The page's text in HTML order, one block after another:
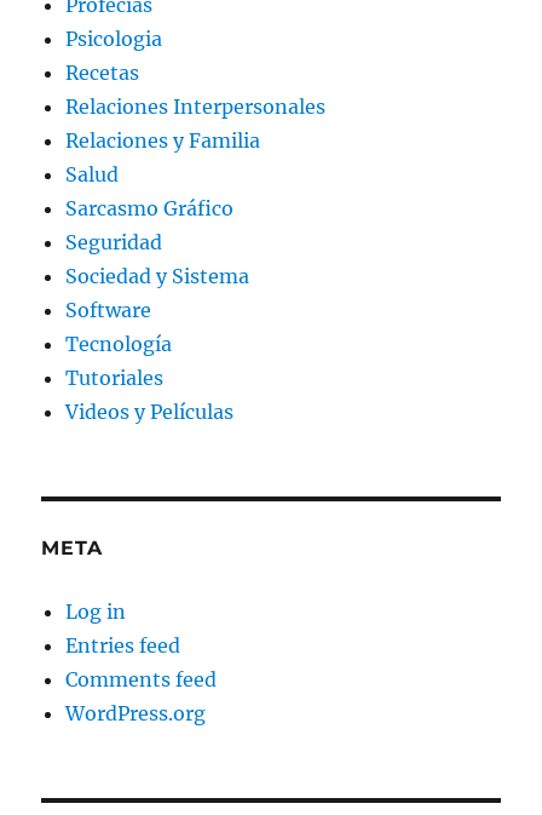
Profecías
Psicologia
Recetas
Relaciones Interpersonales
Relaciones y Familia
Salud
Sarcasmo Gráfico
Seguridad
Sociedad y Sistema
Software
Tecnología
Tutoriales
Videos y Películas
META
Log in
Entries feed
Comments feed
WordPress.org